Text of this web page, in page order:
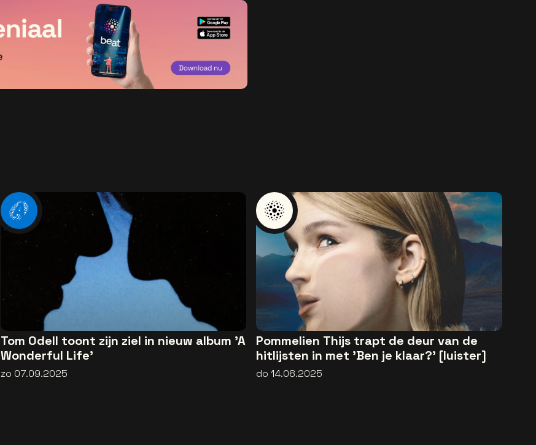
Tom Odell toont zijn ziel in nieuw album 'A
Wonderful Life'
zo 07.09.2025
Pommelien Thijs trapt de deur van de
hitlijsten in met 'Ben je klaar?' [luister]
do 14.08.2025